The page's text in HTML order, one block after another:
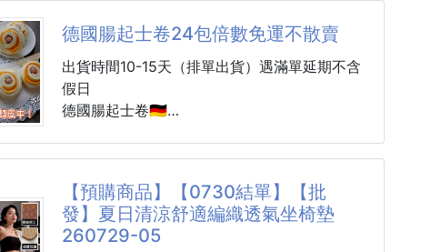
散性和融合性都很好。
用它作畫時，色彩過渡自然，不會出現色塊不
均的情況。
無論是新手小白嘗試水彩畫入門，還是繪畫大
🔥今年中秋最有話題的爆米花禮盒！
今年送月餅太普通？
送水果又沒新意？
🎁今年就送「會讓人拍照打卡」的中秋禮！
把中秋最重要的「心意」直接裝進高質感帆布
提袋，人氣爆米花＋限定帆布袋一次擁有！
德國腸起士卷24包倍數免運不散賣
出貨時間10-15天（排單出貨）遇滿單延期不含
假日
德國腸起士卷🇩🇪
天氣時晴時雨，冰箱裡一定要準備一些好吃
的，減少出門的次數
【預購商品】【0730結單】【批
發】夏日清涼舒適編織透氣坐椅墊
260729-05